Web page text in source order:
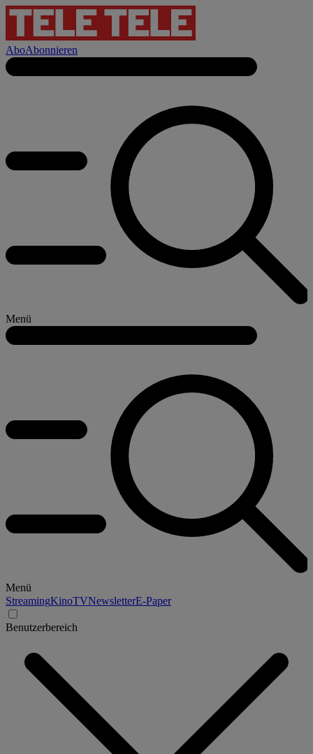
AboAbonnieren
Menü
Menü
StreamingKinoTVNewsletterE-Paper
Benutzerbereich